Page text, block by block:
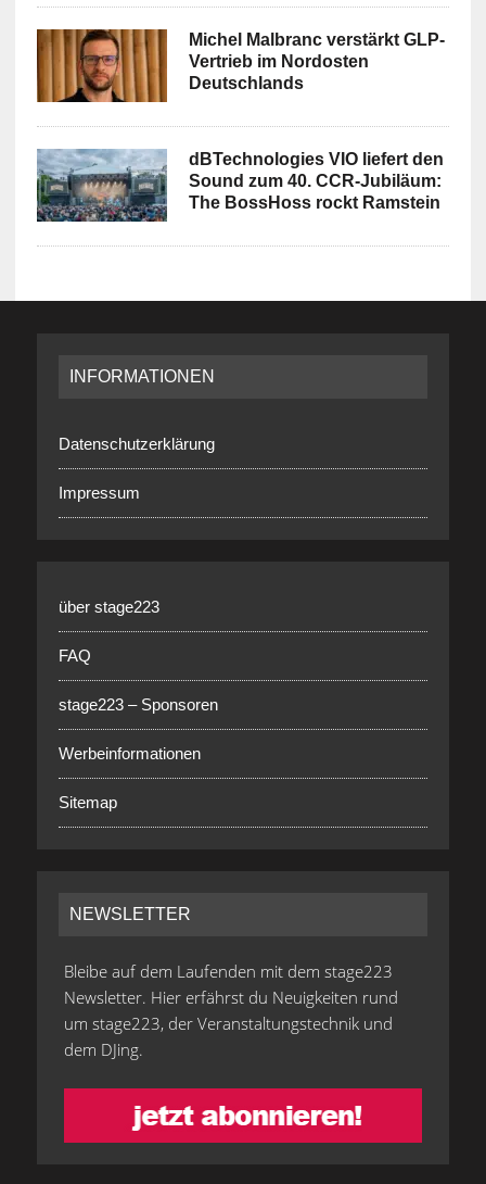
Michel Malbranc verstärkt GLP-
Vertrieb im Nordosten
Deutschlands
dBTechnologies VIO liefert den
Sound zum 40. CCR-Jubiläum:
The BossHoss rockt Ramstein
INFORMATIONEN
Datenschutzerklärung
Impressum
über stage223
FAQ
stage223 – Sponsoren
Werbeinformationen
Sitemap
NEWSLETTER
Bleibe auf dem Laufenden mit dem stage223
Newsletter. Hier erfährst du Neuigkeiten rund
um stage223, der Veranstaltungstechnik und
dem DJing.